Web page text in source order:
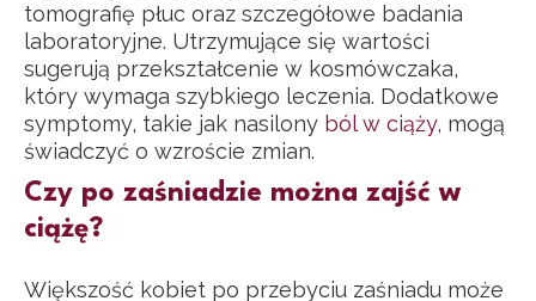
tomografię płuc oraz szczegółowe badania
laboratoryjne. Utrzymujące się wartości
sugerują przekształcenie w kosmówczaka,
który wymaga szybkiego leczenia. Dodatkowe
symptomy, takie jak nasilony ból w ciąży, mogą
świadczyć o wzroście zmian.
Czy po zaśniadzie można zajść w
ciążę?
Większość kobiet po przebyciu zaśniadu może